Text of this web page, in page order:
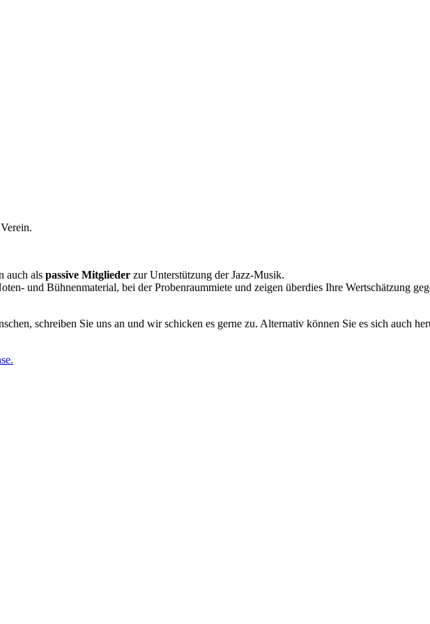
auch als passive Mitglieder zur Unterstützung der Jazz-Musik.
und Bühnenmaterial, bei der Probenraummiete und zeigen überdies Ihre Wertschätzung
schreiben Sie uns an und wir schicken es gerne zu. Alternativ können Sie es sich auch